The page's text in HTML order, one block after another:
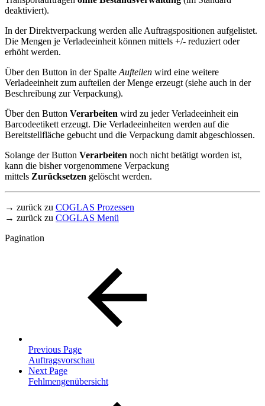
deaktiviert).
In der Direktverpackung werden alle Auftragspositionen aufgelistet.
Die Mengen je Verladeeinheit können mittels +/- reduziert oder
erhöht werden.
Über den Button in der Spalte Aufteilen wird eine weitere
Verladeeinheit zum aufteilen der Menge erzeugt (siehe auch in der
Beschreibung zur Verpackung).
Über den Button Verarbeiten wird zu jeder Verladeeinheit ein
Barcodeetikett erzeugt. Die Verladeeinheiten werden auf die
Bereitstellfläche gebucht und die Verpackung damit abgeschlossen.
Solange der Button Verarbeiten noch nicht betätigt worden ist,
kann die bisher vorgenommene Verpackung
mittels Zurücksetzen gelöscht werden.
→ zurück zu COGLAS Prozessen
→ zurück zu COGLAS Menü
Pagination
Previous Page
Auftragsvorschau
Next Page
Fehlmengenübersicht